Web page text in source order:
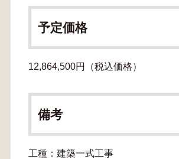
予定価格
12,864,500円（税込価格）
備考
工種：建築一式工事